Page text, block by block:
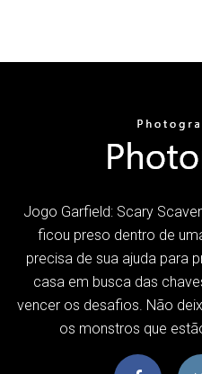
Jogo Garfield: Scary
ficou preso dentro de
precisa de sua ajuda para
casa em busca das
vencer os desafios. Não
os monstros que